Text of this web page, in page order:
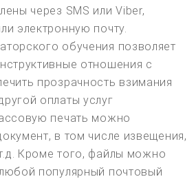
через SMS или Viber,
электронную почту.
обучения позволяет
отношения с
прозрачность взимания
оплаты услуг
печать можно
в том числе извещения,
Кроме того, файлы можно
популярный почтовый